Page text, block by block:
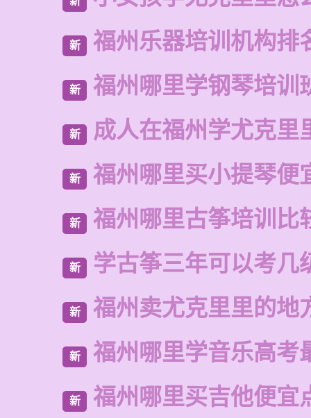
新 福州乐器培训机构排
新 福州哪里学钢琴培训
新 成人在福州学尤克里
新 福州哪里买小提琴便
新 福州哪里古筝培训比
新 学古筝三年可以考几
新 福州卖尤克里里的地
新 福州哪里学音乐高考
新 福州哪里买吉他便宜